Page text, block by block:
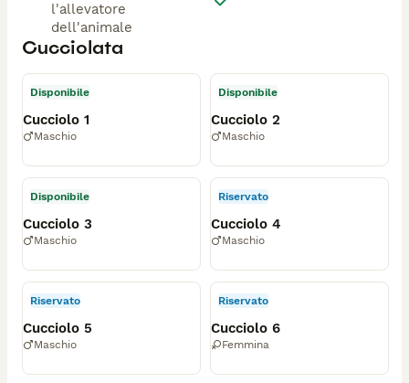
l'allevatore
dell'animale
Cucciolata
Disponibile
Cucciolo 1
Maschio
Disponibile
Cucciolo 2
Maschio
Disponibile
Cucciolo 3
Maschio
Riservato
Cucciolo 4
Maschio
Riservato
Cucciolo 5
Maschio
Riservato
Cucciolo 6
Femmina